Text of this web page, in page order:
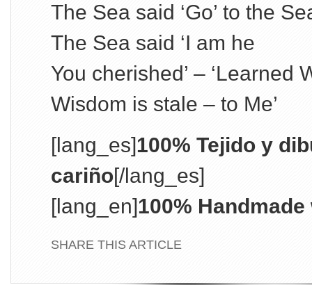
The Sea said ‘Go’ to the
The Sea said ‘I am he
You cherished’ – ‘Learned
Wisdom is stale – to Me’
[lang_es]100% Tejido y
cariño[/lang_es]
[lang_en]100%
SHARE THIS ARTICLE